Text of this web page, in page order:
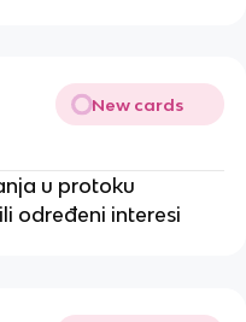
New cards
u protoku
određeni interesi